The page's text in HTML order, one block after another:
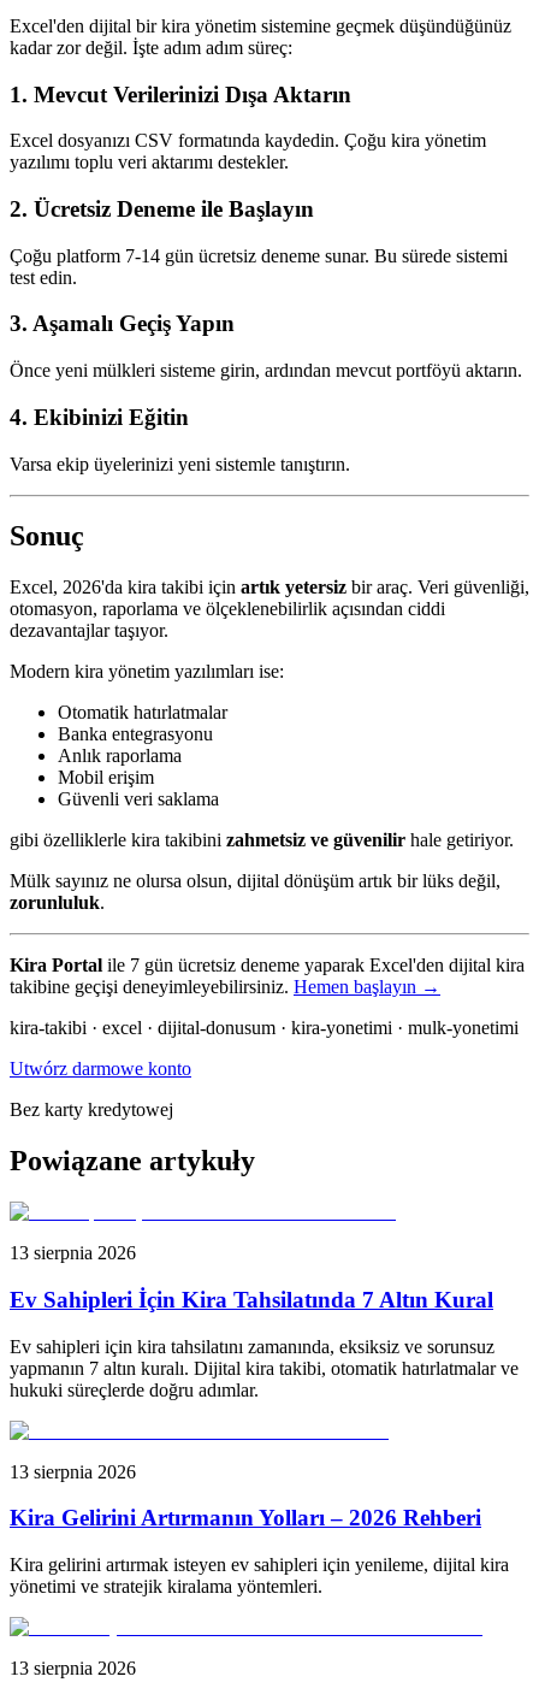
Excel'den dijital bir kira yönetim sistemine geçmek düşündüğünüz
kadar zor değil. İşte adım adım süreç:
1. Mevcut Verilerinizi Dışa Aktarın
Excel dosyanızı CSV formatında kaydedin. Çoğu kira yönetim
yazılımı toplu veri aktarımı destekler.
2. Ücretsiz Deneme ile Başlayın
Çoğu platform 7-14 gün ücretsiz deneme sunar. Bu sürede sistemi
test edin.
3. Aşamalı Geçiş Yapın
Önce yeni mülkleri sisteme girin, ardından mevcut portföyü aktarın.
4. Ekibinizi Eğitin
Varsa ekip üyelerinizi yeni sistemle tanıştırın.
Sonuç
Excel, 2026'da kira takibi için artık yetersiz bir araç. Veri güvenliği,
otomasyon, raporlama ve ölçeklenebilirlik açısından ciddi
dezavantajlar taşıyor.
Modern kira yönetim yazılımları ise:
Otomatik hatırlatmalar
Banka entegrasyonu
Anlık raporlama
Mobil erişim
Güvenli veri saklama
gibi özelliklerle kira takibini zahmetsiz ve güvenilir hale getiriyor.
Mülk sayınız ne olursa olsun, dijital dönüşüm artık bir lüks değil,
zorunluluk.
Kira Portal ile 7 gün ücretsiz deneme yaparak Excel'den dijital kira
takibine geçişi deneyimleyebilirsiniz. Hemen başlayın →
kira-takibi · excel · dijital-donusum · kira-yonetimi · mulk-yonetimi
Utwórz darmowe konto
Bez karty kredytowej
Powiązane artykuły
13 sierpnia 2026
Ev Sahipleri İçin Kira Tahsilatında 7 Altın Kural
Ev sahipleri için kira tahsilatını zamanında, eksiksiz ve sorunsuz
yapmanın 7 altın kuralı. Dijital kira takibi, otomatik hatırlatmalar ve
hukuki süreçlerde doğru adımlar.
13 sierpnia 2026
Kira Gelirini Artırmanın Yolları – 2026 Rehberi
Kira gelirini artırmak isteyen ev sahipleri için yenileme, dijital kira
yönetimi ve stratejik kiralama yöntemleri.
13 sierpnia 2026